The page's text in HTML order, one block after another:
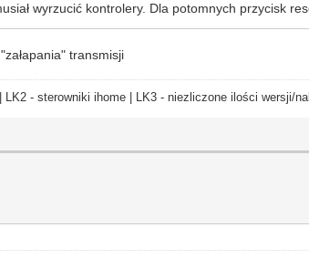
wyrzucić kontrolery. Dla potomnych przycisk
transmisji
LK2 - sterowniki ihome | LK3 - niezliczone ilości wersji/